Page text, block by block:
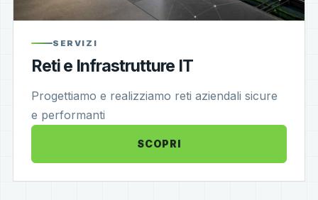
SERVIZI
Reti e Infrastrutture IT
Progettiamo e realizziamo reti aziendali sicure
e performanti
SCOPRI